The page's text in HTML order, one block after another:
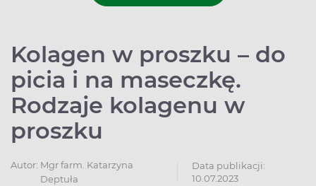
Kolagen w proszku – do
picia i na maseczkę.
Rodzaje kolagenu w
proszku
Autor: Mgr farm. Katarzyna
Deptuła
Data publikacji:
10.07.2023